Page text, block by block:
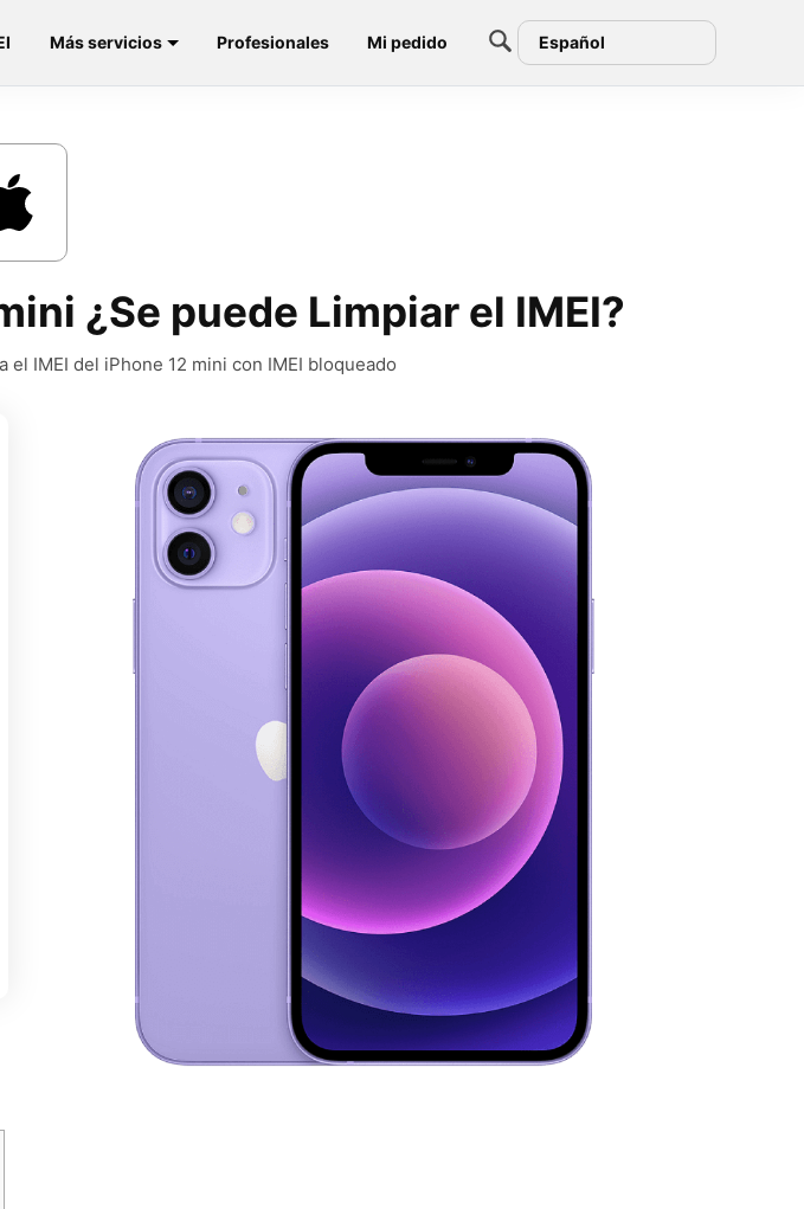
Más servicios Profesionales Mi pedido Español
¿Se puede Limpiar el IMEI?
IMEI del iPhone 12 mini con IMEI bloqueado